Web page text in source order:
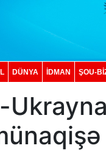
DÜNYA İDMAN ŞOU-